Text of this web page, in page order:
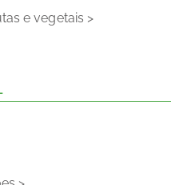
e vegetais >